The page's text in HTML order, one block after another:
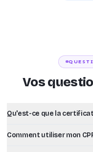
Vos
Qu'est-ce que la
Comment utiliser mon